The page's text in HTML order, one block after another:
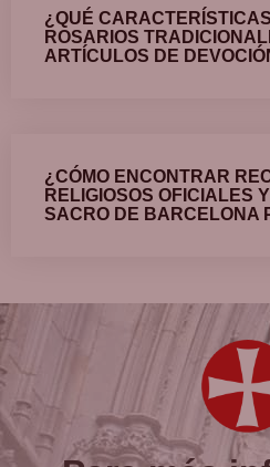
¿QUÉ
ROSARIOS
ARTÍCULOS DE
¿CÓMO ENCONTRAR
RELIGIOSOS OFICIALES
SACRO DE BARCELONA